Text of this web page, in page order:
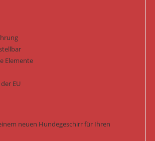
Elemente
EU
neuen Hundegeschirr für Ihren